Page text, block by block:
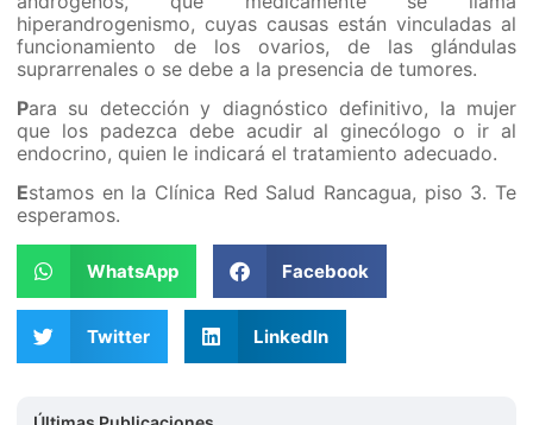
hiperandrogenismo, cuyas causas están vinculadas al
funcionamiento de los ovarios, de las glándulas
suprarrenales o se debe a la presencia de tumores.
Para su detección y diagnóstico definitivo, la mujer
que los padezca debe acudir al ginecólogo o ir al
endocrino, quien le indicará el tratamiento adecuado.
Estamos en la Clínica Red Salud Rancagua, piso 3. Te
esperamos.
WhatsApp Facebook
Twitter LinkedIn